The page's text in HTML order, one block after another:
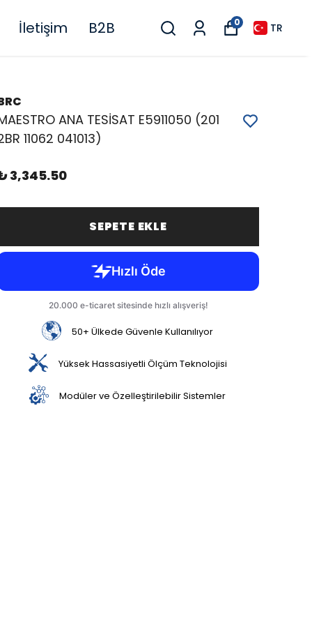
İletişim B2B 0 TR
ANA TESİSAT E5911050 (201
11062 041013)
3,345.50
SEPETE EKLE
50+ Ülkede Güvenle Kullanılıyor
Yüksek Hassasiyetli Ölçüm Teknolojisi
Modüler ve Özelleştirilebilir Sistemler